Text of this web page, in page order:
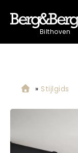
Bilthoven
» Stijlgids